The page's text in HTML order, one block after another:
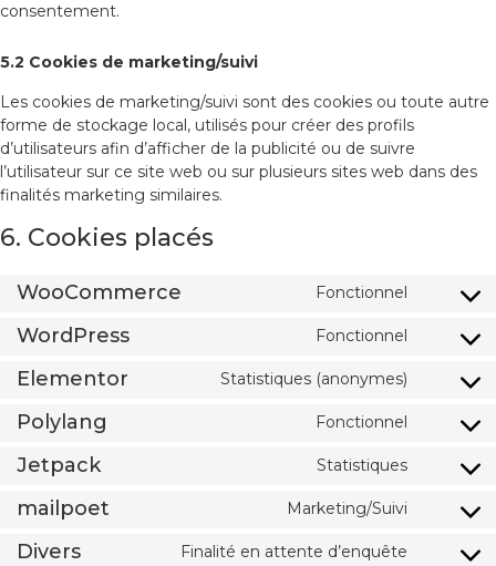
consentement.
5.2 Cookies de marketing/suivi
Les cookies de marketing/suivi sont des cookies ou toute autre
forme de stockage local, utilisés pour créer des profils
d’utilisateurs afin d’afficher de la publicité ou de suivre
l’utilisateur sur ce site web ou sur plusieurs sites web dans des
finalités marketing similaires.
6. Cookies placés
WooCommerce Fonctionnel
WordPress Fonctionnel
Elementor Statistiques (anonymes)
Polylang Fonctionnel
Jetpack Statistiques
mailpoet Marketing/Suivi
Divers Finalité en attente d’enquête